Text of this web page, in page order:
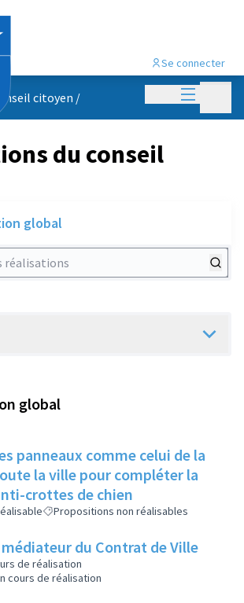
Menu
Se connecter
citoyen /
du conseil
global
global
panneaux comme celui de la
la ville pour compléter la
crottes de chien
Propositions non réalisables
du Contrat de Ville
de réalisation
cours de réalisation